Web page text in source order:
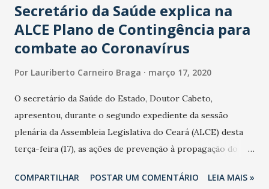
Secretário da Saúde explica na
ALCE Plano de Contingência para
combate ao Coronavírus
Por Lauriberto Carneiro Braga março 17, 2020
O secretário da Saúde do Estado, Doutor Cabeto,
apresentou, durante o segundo expediente da sessão
plenária da Assembleia Legislativa do Ceará (ALCE) desta
terça-feira (17), as ações de prevenção à propagação do
adotadas pelo Governo do Estado na contenção da
COMPARTILHAR POSTAR UM COMENTÁRIO LEIA MAIS »